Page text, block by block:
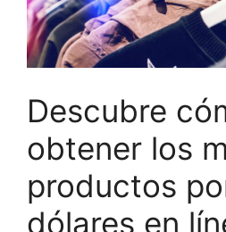
Descubre
obtener los
productos
dólares en